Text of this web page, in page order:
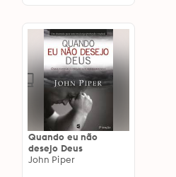
Quando eu não
desejo Deus
John Piper